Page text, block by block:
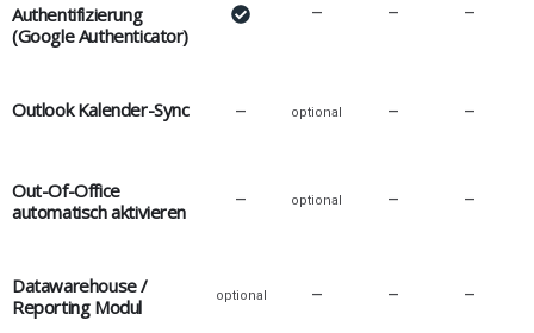
Authentifizierung
(Google Authenticator)
– – –
Outlook Kalender-Sync – optional – –
Out-Of-Office
automatisch aktivieren
– optional – –
Datawarehouse /
Reporting Modul
optional – – –